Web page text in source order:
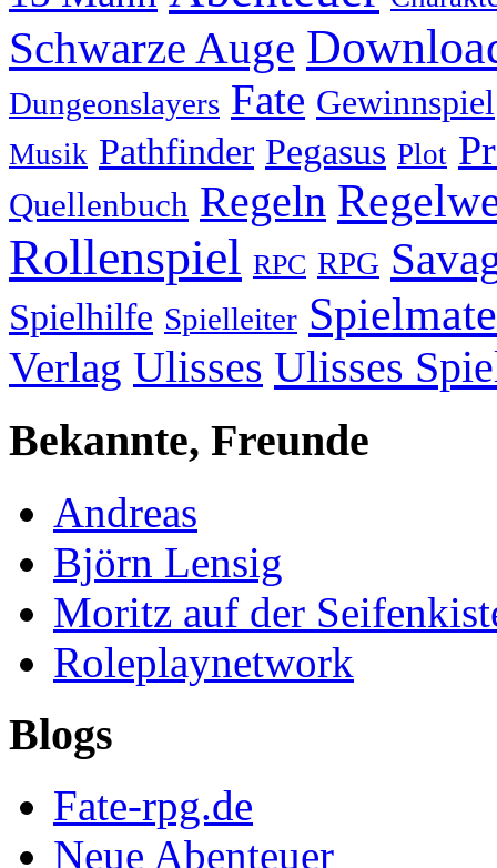
Schwarze Auge
Dungeonslayers Fate Gewinnspiel
Musik Pathfinder Pegasus Plot
Quellenbuch Regeln
Rollenspiel RPC RPG
Spielhilfe Spielleiter
Verlag Ulisses Ulisses
Bekannte, Freunde
Andreas
Björn Lensig
Moritz auf der
Roleplaynetwork
Blogs
Fate-rpg.de
Neue Abenteuer